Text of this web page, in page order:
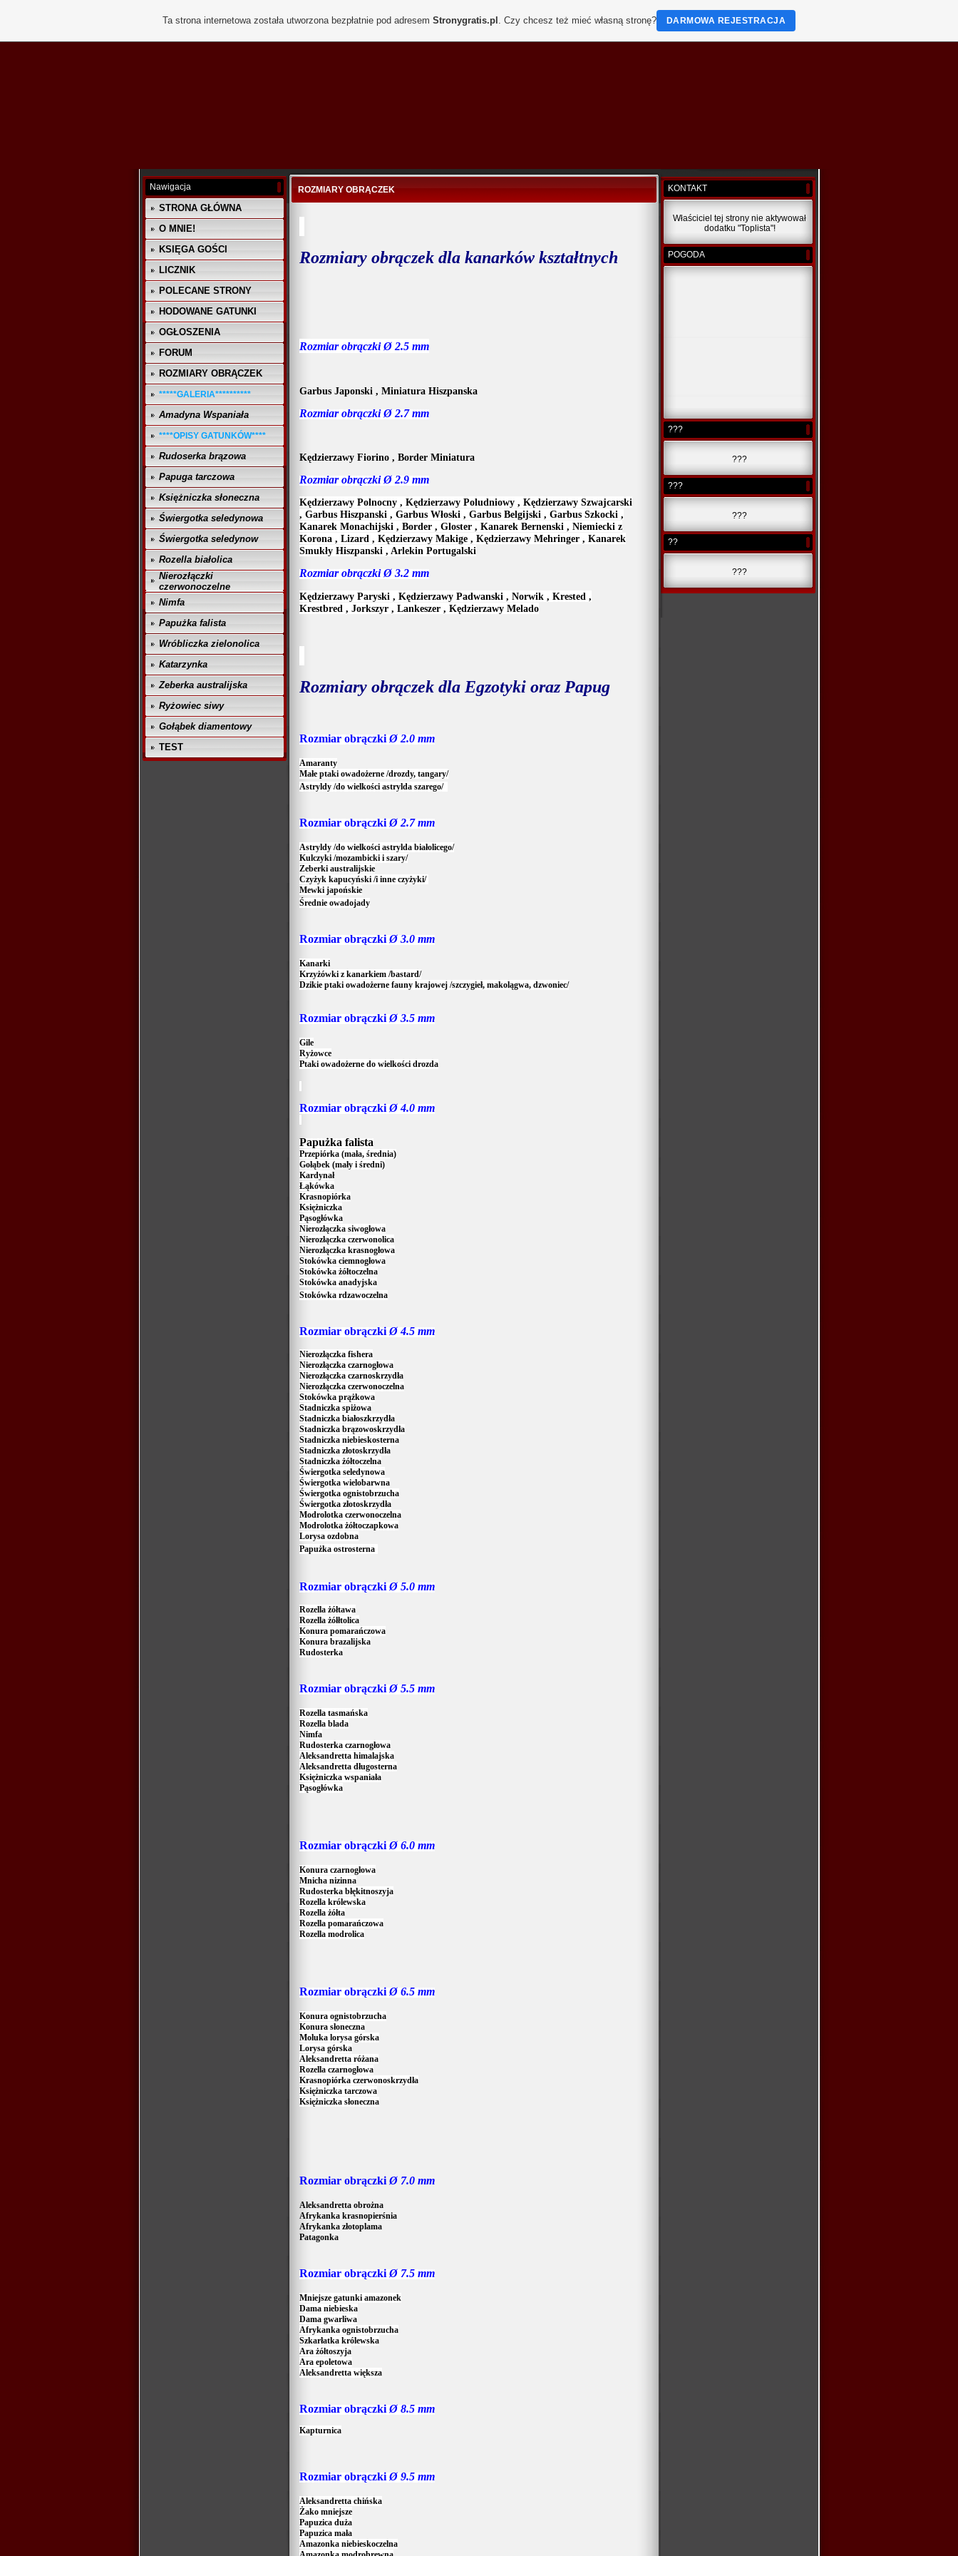
Nawigacja
STRONA GŁÓWNA
O MNIE!
KSIĘGA GOŚCI
LICZNIK
POLECANE STRONY
HODOWANE GATUNKI
OGŁOSZENIA
FORUM
ROZMIARY OBRĄCZEK
*****GALERIA**********
Amadyna Wspaniała
****OPISY GATUNKÓW****
Rudoserka brązowa
Papuga tarczowa
Księżniczka słoneczna
Świergotka seledynowa
Świergotka seledynow
Rozella białolica
Nierozłączki
czerwonoczelne
Nimfa
Papużka falista
Wróbliczka zielonolica
Katarzynka
Zeberka australijska
Ryżowiec siwy
Gołąbek diamentowy
TEST
ROZMIARY OBRĄCZEK
Rozmiary obrączek dla kanarków kształtnych
Rozmiar obrączkiØ 2.5 mm
Garbus Japonski , Miniatura Hiszpanska
Rozmiar obrączkiØ 2.7 mm
Kędzierzawy Fiorino , Border Miniatura
Rozmiar obrączkiØ2.9 mm
Kędzierzawy Polnocny , Kędzierzawy Poludniowy , Kędzierzawy Szwajcarski
, Garbus Hiszpanski , Garbus Włoski , Garbus Belgijski , Garbus Szkocki ,
Kanarek Monachijski , Border , Gloster , Kanarek Bernenski , Niemiecki z
Korona , Lizard , Kędzierzawy Makige , Kędzierzawy Mehringer , Kanarek
Smukły Hiszpanski , Arlekin Portugalski
Rozmiar obrączkiØ 3.2 mm
Kędzierzawy Paryski , Kędzierzawy Padwanski , Norwik , Krested ,
Krestbred , Jorkszyr , Lankeszer , Kędzierzawy Melado
Rozmiary obrączek dla Egzotyki oraz Papug
Rozmiar obrączki Ø 2.0 mm
Amaranty
Małe ptaki owadożerne /drozdy, tangary/
Astryldy /do wielkości astrylda szarego/
Rozmiar obrączki Ø 2.7 mm
Astryldy /do wielkości astrylda białolicego/
Kulczyki /mozambicki i szary/
Zeberki australijskie
Czyżyk kapucyński /i inne czyżyki/
Mewki japońskie
Średnie owadojady
Rozmiar obrączki Ø 3.0 mm
Kanarki
Krzyżówki z kanarkiem /bastard/
Dzikie ptaki owadożerne fauny krajowej /szczygieł, makolągwa, dzwoniec/
Rozmiar obrączki Ø 3.5 mm
Gile
Ryżowce
Ptaki owadożerne do wielkości drozda
Rozmiar obrączkiØ 4.0 mm
Papużka falista
Przepiórka (mała, średnia)
Gołąbek (mały i średni)
Kardynał
Łąkówka
Krasnopiórka
Księżniczka
Pąsogłówka
Nierozłączka siwogłowa
Nierozłączka czerwonolica
Nierozłączka krasnogłowa
Stokówka ciemnogłowa
Stokówka żółtoczelna
Stokówka anadyjska
Stokówka rdzawoczelna
Rozmiar obrączki Ø 4.5 mm
Nierozłączka fishera
Nierozłączka czarnogłowa
Nierozłączka czarnoskrzydła
Nierozłączka czerwonoczelna
Stokówka prążkowa
Stadniczka spiżowa
Stadniczka białoszkrzydła
Stadniczka brązowoskrzydła
Stadniczka niebieskosterna
Stadniczka złotoskrzydła
Stadniczka żółtoczelna
Świergotka seledynowa
Świergotka wielobarwna
Świergotka ognistobrzucha
Świergotka złotoskrzydła
Modrolotka czerwonoczelna
Modrolotka żółtoczapkowa
Lorysa ozdobna
Papużka ostrosterna
Rozmiar obrączki Ø 5.0 mm
Rozella żółtawa
Rozella żółłtolica
Konura pomarańczowa
Konura brazalijska
Rudosterka
Rozmiar obrączki Ø 5.5 mm
Rozella tasmańska
Rozella blada
Nimfa
Rudosterka czarnogłowa
Aleksandretta himalajska
Aleksandretta długosterna
Księżniczka wspaniała
Pąsogłówka
Rozmiar obrączki Ø 6.0 mm
Konura czarnogłowa
Mnicha nizinna
Rudosterka błękitnoszyja
Rozella królewska
Rozella żółta
Rozella pomarańczowa
Rozella modrolica
Rozmiar obrączki Ø 6.5 mm
Konura ognistobrzucha
Konura słoneczna
Moluka lorysa górska
Lorysa górska
Aleksandretta różana
Rozella czarnogłowa
Krasnopiórka czerwonoskrzydła
Księżniczka tarczowa
Księżniczka słoneczna
Rozmiar obrączki Ø 7.0 mm
Aleksandretta obrożna
Afrykanka krasnopierśnia
Afrykanka złotoplama
Patagonka
Rozmiar obrączki Ø 7.5 mm
Mniejsze gatunki amazonek
Dama niebieska
Dama gwarliwa
Afrykanka ognistobrzucha
Szkarłatka królewska
Ara żółtoszyja
Ara epoletowa
Aleksandretta większa
Rozmiar obrączki Ø 8.5 mm
Kapturnica
Rozmiar obrączki Ø 9.5 mm
Aleksandretta chińska
Żako mniejsze
Papuzica duża
Papuzica mała
Amazonka niebieskoczelna
KONTAKT
Właściciel tej strony nie aktywował
dodatku "Toplista"!
POGODA
???
???
???
???
??
???
Ta strona internetowa została utworzona bezpłatnie pod adresem Stronygratis.pl . Czy chcesz też mieć własną stronę? DARMOWA REJESTRACJA